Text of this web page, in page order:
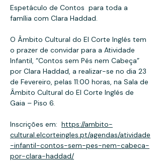
Espetáculo de Contos  para toda a
família com Clara Haddad.
O Âmbito Cultural do El Corte Inglés tem
o prazer de convidar para a Atividade
Infantil, “Contos sem Pés nem Cabeça”
por Clara Haddad, a realizar-se no dia 23
de Fevereiro, pelas 11:00 horas, na Sala de
Âmbito Cultural do El Corte Inglés de
Gaia – Piso 6.
Inscrições em: https://ambito-
cultural.elcorteingles.pt/agendas/atividade
-infantil-contos-sem-pes-nem-cabeca-
por-clara-haddad/